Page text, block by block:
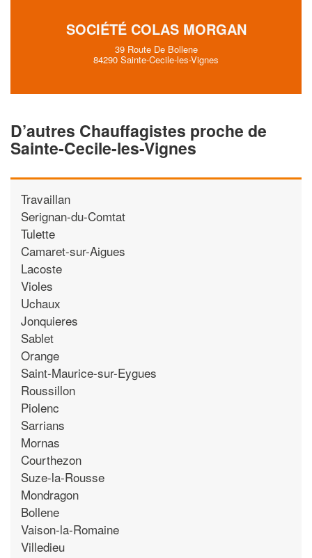
SOCIÉTÉ COLAS MORGAN
39 Route De Bollene
84290 Sainte-Cecile-les-Vignes
D’autres Chauffagistes proche de
Sainte-Cecile-les-Vignes
Travaillan
Serignan-du-Comtat
Tulette
Camaret-sur-Aigues
Lacoste
Violes
Uchaux
Jonquieres
Sablet
Orange
Saint-Maurice-sur-Eygues
Roussillon
Piolenc
Sarrians
Mornas
Courthezon
Suze-la-Rousse
Mondragon
Bollene
Vaison-la-Romaine
Villedieu